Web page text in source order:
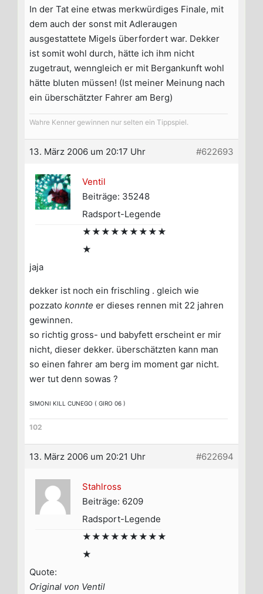
In der Tat eine etwas merkwürdiges Finale, mit
dem auch der sonst mit Adleraugen
ausgestattete Migels überfordert war. Dekker
ist somit wohl durch, hätte ich ihm nicht
zugetraut, wenngleich er mit Bergankunft wohl
hätte bluten müssen! (Ist meiner Meinung nach
ein überschätzter Fahrer am Berg)
Wahre Kenner gewinnen nur selten ein Tippspiel.
13. März 2006 um 20:17 Uhr #622693
Ventil
Beiträge: 35248
Radsport-Legende
★★★★★★★★★
★
jaja
dekker ist noch ein frischling . gleich wie
pozzato konnte er dieses rennen mit 22 jahren
gewinnen.
so richtig gross- und babyfett erscheint er mir
nicht, dieser dekker. überschätzten kann man
so einen fahrer am berg im moment gar nicht.
wer tut denn sowas ?
SIMONI KILL CUNEGO ( GIRO 06 )
102
13. März 2006 um 20:21 Uhr #622694
Stahlross
Beiträge: 6209
Radsport-Legende
★★★★★★★★★
★
Quote:
Original von Ventil